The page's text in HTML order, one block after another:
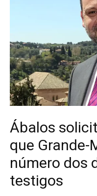
Ábalos
que Grande-
número dos
testigos